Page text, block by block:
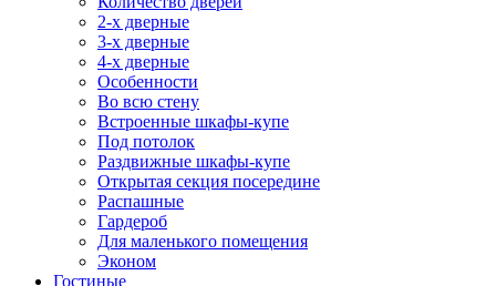
2-х дверные
3-х дверные
4-х дверные
Особенности
Во всю стену
Встроенные шкафы-купе
Под потолок
Раздвижные шкафы-купе
Открытая секция посередине
Распашные
Гардероб
Для маленького помещения
Эконом
Гостиные